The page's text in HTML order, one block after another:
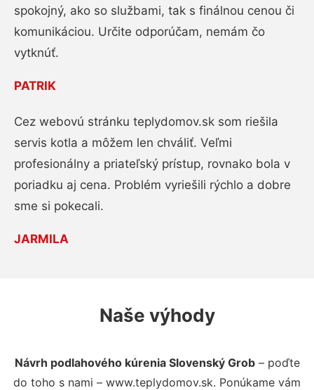
spokojný, ako so službami, tak s finálnou cenou či
komunikáciou. Určite odporúčam, nemám čo
vytknúť.
PATRIK
Cez webovú stránku teplydomov.sk som riešila
servis kotla a môžem len chváliť. Veľmi
profesionálny a priateľský prístup, rovnako bola v
poriadku aj cena. Problém vyriešili rýchlo a dobre
sme si pokecali.
JARMILA
Naše výhody
Návrh podlahového kúrenia Slovenský Grob– poďte
do toho s nami – www.teplydomov.sk. Ponúkame vám